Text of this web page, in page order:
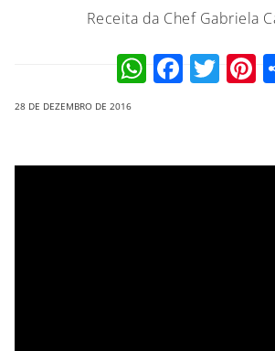
Receita da Chef Gabriela
28 DE DEZEMBRO DE 2016